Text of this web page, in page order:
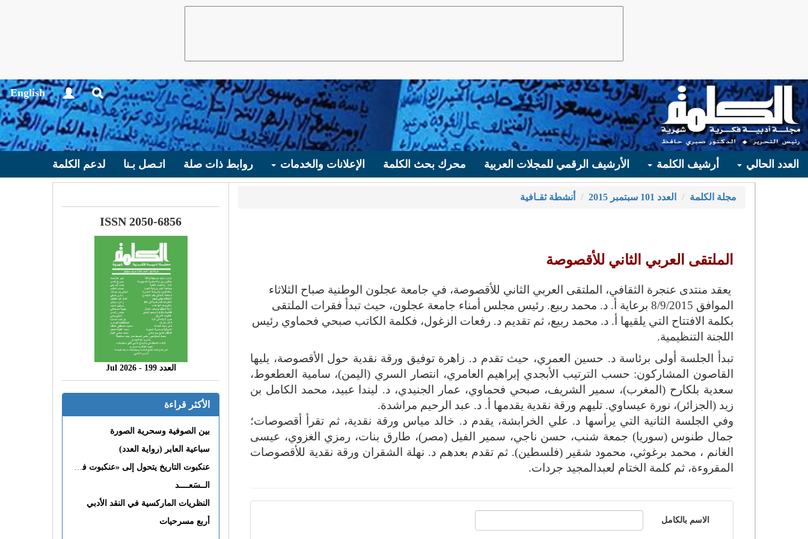
English
العدد الحالي أرشيف الكلمة الأرشيف الرقمي للمجلات العربية محرك بحث الكلمة الإعلانات والخدمات روابط ذات صلة اتـصل بـنا لدعم الكلمة
مجلة الكلمة العدد 101 سبتمبر 2015 أنشطة ثقـافية
الملتقى العربي الثاني للأقصوصة
يعقد منتدى عنجرة الثقافي، الملتقى العربي الثاني للأقصوصة، في جامعة عجلون الوطنية صباح الثلاثاء
الموافق 8/9/2015 برعاية أ. د. محمد ربيع. رئيس مجلس أمناء جامعة عجلون، حيث تبدأ فقرات الملتقى
بكلمة الافتتاح التي يلقيها أ. د. محمد ربيع، ثم تقديم د. رفعات الزغول، فكلمة الكاتب صبحي فحماوي رئيس
اللجنة التنظيمية.
تبدأ الجلسة أولى برئاسة د. حسين العمري، حيث تقدم د. زاهرة توفيق ورقة نقدية حول الأقصوصة، يليها
القاصون المشاركون: حسب الترتيب الأبجدي إبراهيم العامري، انتصار السري (اليمن)، سامية العطعوط،
سعدية بلكارح (المغرب)، سمير الشريف، صبحي فحماوي، عمار الجنيدي، د. ليندا عبيد، محمد الكامل بن
زيد (الجزائر)، نورة عيساوي. تليهم ورقة نقدية يقدمها أ. د. عبد الرحيم مراشدة.
وفي الجلسة الثانية التي يرأسها د. علي الخرابشة، يقدم د. خالد مياس ورقة نقدية، ثم تقرأ أقصوصات؛
جمال طنوس (سوريا) جمعة شنب، حسن ناجي، سمير الفيل (مصر)، طارق بنات، رمزي الغزوي، عيسى
الغانم ، محمد برغوثي، محمود شقير (فلسطين). ثم تقدم بعدهم د. نهلة الشقران ورقة نقدية للأقصوصات
المقروءة، ثم كلمة الختام لعبدالمجيد جردات.
الاسم بالكامل
ISSN 2050-6856
العدد 199 - 2026 Jul
الأكثر قراءة
بين الصوفية وسحرية الصورة
سباعية العابر (رواية العدد)
عنكبوت التاريخ يتحول إلى «عنكبوت فى القلب»
الــسَعــــد
النظريات الماركسية في النقد الأدبي
أربع مسرحيات